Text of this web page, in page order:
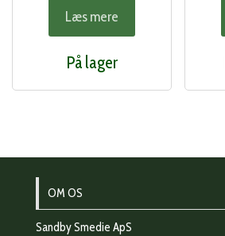
Læs mere
På lager
OM OS
Sandby Smedie ApS